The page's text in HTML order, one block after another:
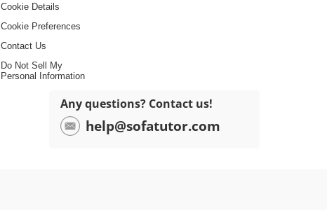
Cookie Details
Cookie Preferences
Contact Us
Do Not Sell My
Personal Information
Any questions? Contact us!
help@sofatutor.com